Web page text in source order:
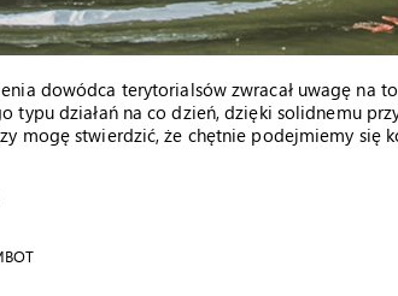
dowódca terytorialsów zwracał uwagę na
typu działań na co dzień, dzięki solidnemu
mogę stwierdzić, że chętnie podejmiemy się